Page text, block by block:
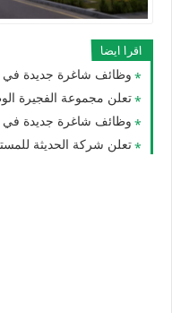
اقرا ايضا
وظائف شاغرة جديدة في منتجع باب الشمس
تعلن مجموعة الفجيرة الوطنية عن توفر
وظائف شاغرة جديدة في شركة اتصالات
تعلن شركة الحديثة للمستشفيات والرعاية